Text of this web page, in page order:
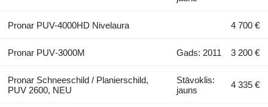
Pronar PUV-4000HD Nivelaura 4 700 €
Pronar PUV‑3000M Gads: 2011 3 200 €
Pronar Schneeschild / Planierschild,
PUV 2600, NEU
Stāvoklis:
jauns
4 335 €